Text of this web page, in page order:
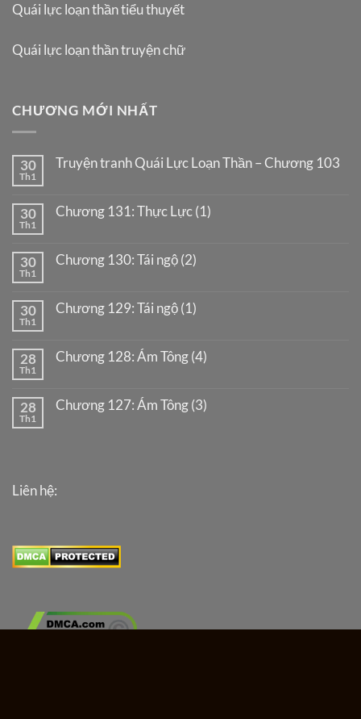
Quái lực loạn thần tiểu thuyết
Quái lực loạn thần truyện chữ
CHƯƠNG MỚI NHẤT
30
Th1
Truyện tranh Quái Lực Loạn Thần – Chương 103
30
Th1
Chương 131: Thực Lực (1)
30
Th1
Chương 130: Tái ngộ (2)
30
Th1
Chương 129: Tái ngộ (1)
28
Th1
Chương 128: Ám Tông (4)
28
Th1
Chương 127: Ám Tông (3)
Liên hệ: